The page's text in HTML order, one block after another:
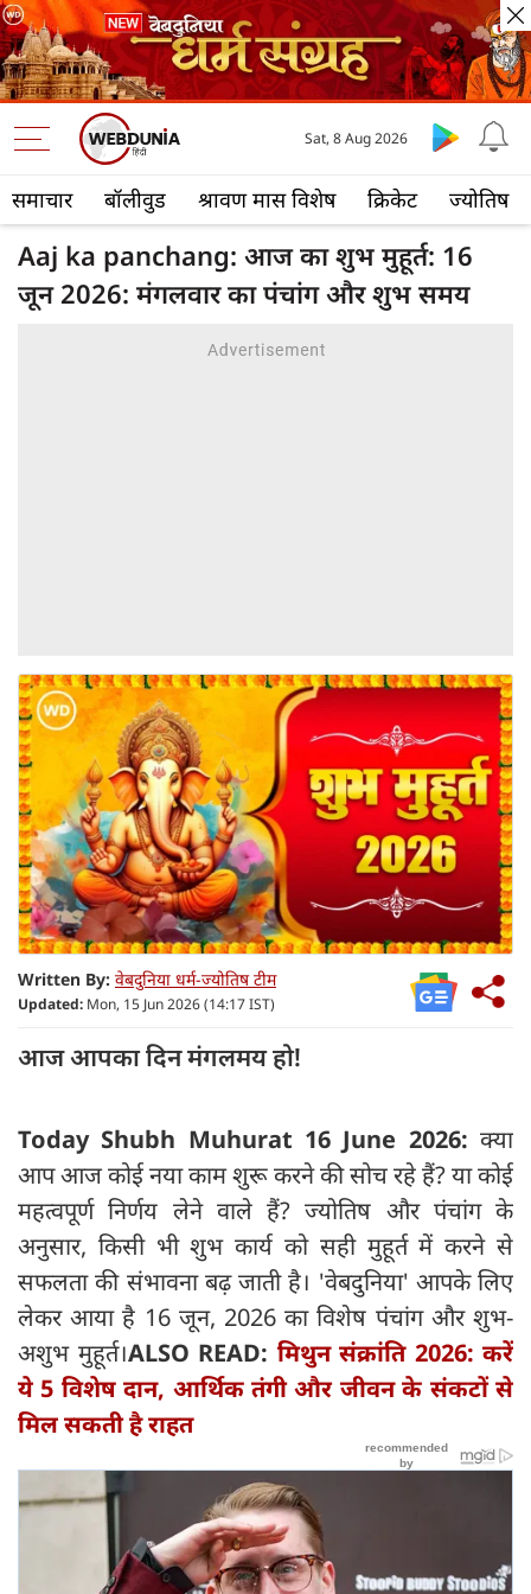
समाचार बॉलीवुड श्रावण मास विशेष क्रिकेट ज्योतिष
Sat, 8 Aug 2026
Aaj ka panchang: आज का शुभ मुहूर्त: 16
जून 2026: मंगलवार का पंचांग और शुभ समय
Written By: वेबदुनिया धर्म-ज्योतिष टीम
Updated: Mon, 15 Jun 2026 (14:17 IST)
आज आपका दिन मंगलमय हो!
Today Shubh Muhurat 16 June 2026: क्या
आप आज कोई नया काम शुरू करने की सोच रहे हैं? या कोई
महत्वपूर्ण निर्णय लेने वाले हैं? ज्योतिष और पंचांग के
अनुसार, किसी भी शुभ कार्य को सही मुहूर्त में करने से
सफलता की संभावना बढ़ जाती है। 'वेबदुनिया' आपके लिए
लेकर आया है 16 जून, 2026 का विशेष पंचांग और शुभ-
अशुभ मुहूर्त।ALSO READ: मिथुन संक्रांति 2026: करें
ये 5 विशेष दान, आर्थिक तंगी और जीवन के संकटों से
मिल सकती है राहत